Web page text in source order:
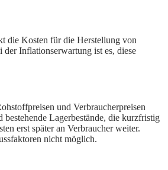
die Kosten für die Herstellung von
Inflationserwartung ist es, diese
und Verbraucherpreisen
Lagerbestände, die kurzfristig
erst später an Verbraucher weiter.
nicht möglich.